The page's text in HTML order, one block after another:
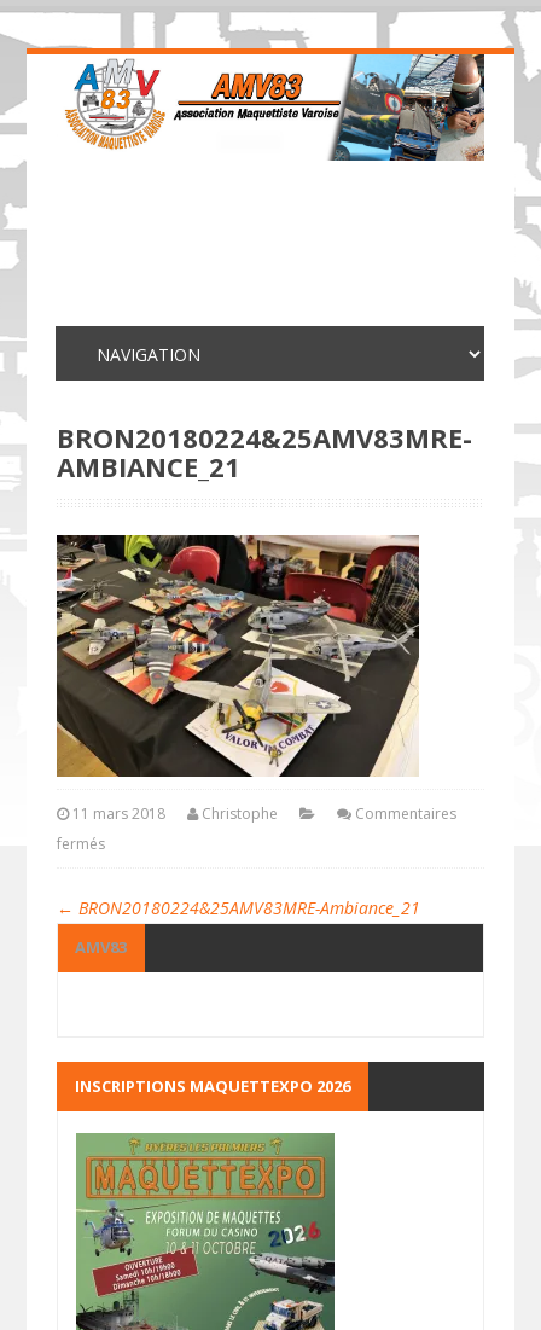
BRON20180224&25AMV83MRE-
AMBIANCE_21
11 mars 2018 Christophe
Commentaires
fermés
← BRON20180224&25AMV83MRE-Ambiance_21
AMV83
INSCRIPTIONS MAQUETTEXPO 2026